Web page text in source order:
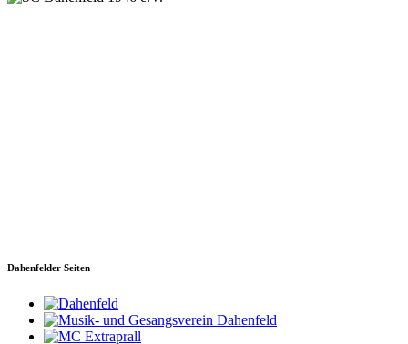
Dahenfelder Seiten